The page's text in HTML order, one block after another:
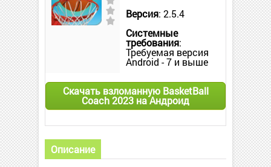
Версия: 2.5.4
Системные
требования:
Требуемая версия
Android - 7 и выше
Скачать взломанную BasketBall
Coach 2023 на Андроид
Описание